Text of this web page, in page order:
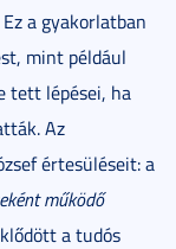
a gyakorlatban
mint például
tett lépései, ha
Az
értesüléseit: a
működő
a tudós